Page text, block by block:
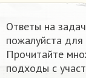
Ответы на
пожалуйста для
Прочитайте
подходы с